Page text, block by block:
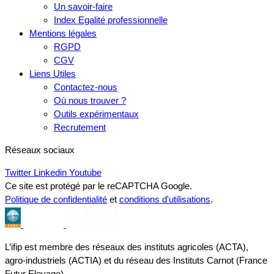
Un savoir-faire
Index Egalité professionnelle
Mentions légales
RGPD
CGV
Liens Utiles
Contactez-nous
Où nous trouver ?
Outils expérimentaux
Recrutement
Réseaux sociaux
Twitter Linkedin Youtube
Ce site est protégé par le reCAPTCHA Google.
Politique de confidentialité et conditions d'utilisations.
L’ifip est membre des réseaux des instituts agricoles (ACTA),
agro-industriels (ACTIA) et du réseau des Instituts Carnot (France